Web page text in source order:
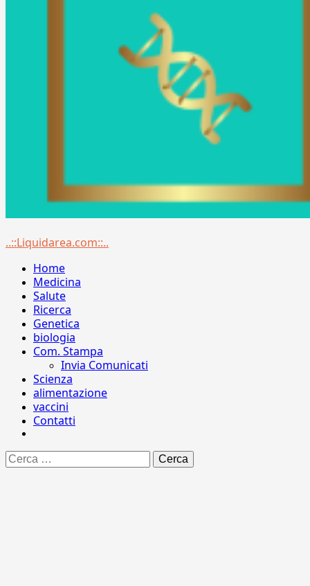
Menu
..::Liquidarea.com::..
Home
Medicina
Salute
Ricerca
Genetica
biologia
Com. Stampa
Invia Comunicati
Scienza
alimentazione
vaccini
Contatti
Ricerca
per: